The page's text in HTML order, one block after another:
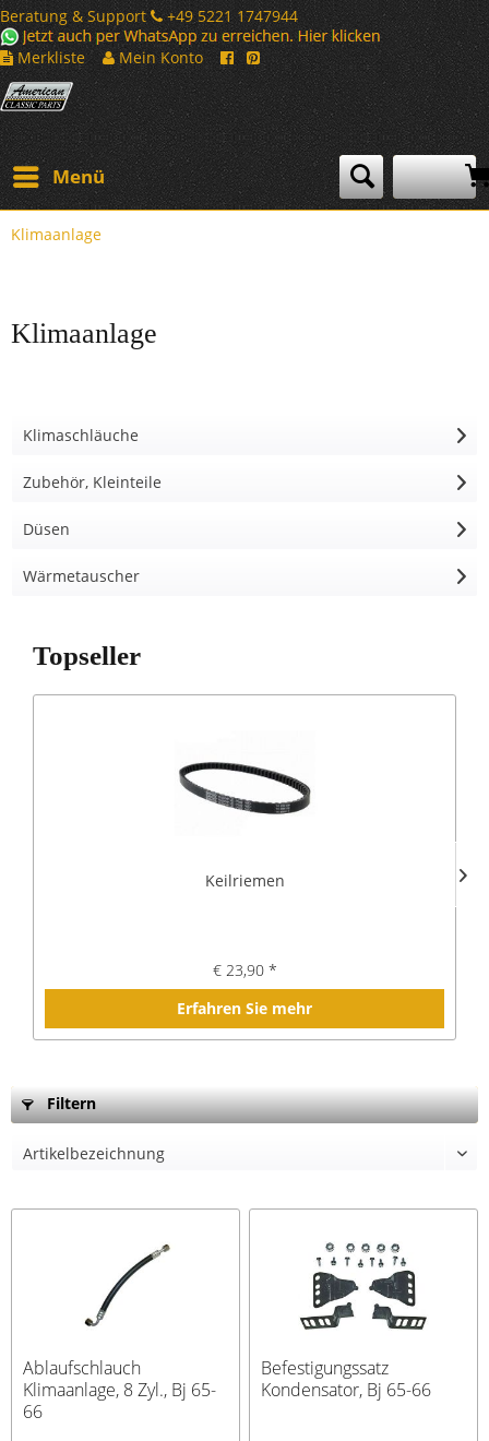
Beratung & Support
+49 5221 1747944
Merkliste
Mein Konto
Menü
Klimaanlage
Klimaanlage
Klimaschläuche
Zubehör, Kleinteile
Düsen
Wärmetauscher
Topseller
Keilriemen
€ 23,90 *
Erfahren Sie mehr
Filtern
Ablaufschlauch
Klimaanlage, 8 Zyl., Bj 65-
66
Befestigungssatz
Kondensator, Bj 65-66